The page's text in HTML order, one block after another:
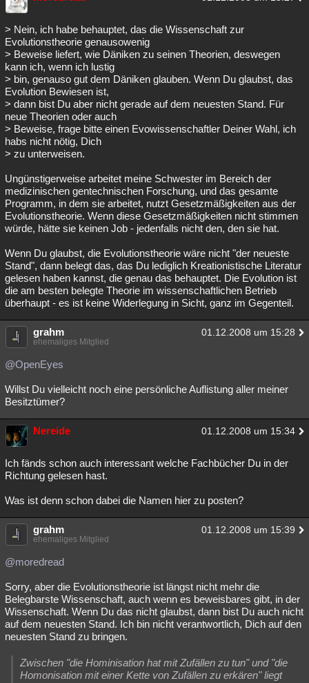
> Nein, ich habe behauptet, das die Wissenschaft zur
Evolutionstheorie genausowenig
> Beweise liefert, wie Däniken zu seinen Theorien, deswegen
kann ich, wenn ich lustig
> bin, genauso gut dem Däniken glauben. Wenn Du glaubst, das
Evolution Bewiesen ist,
> dann bist Du aber nicht gerade auf dem neuesten Stand. Für
neue Theorien oder auch
> Beweise, frage bitte einen Evowissenschaftler Deiner Wahl, ich
habs nicht nötig, Dich
> zu unterweisen.
Ungünstigerweise arbeitet meine Schwester im Bereich der
medizinischen gentechnischen Forschung, und das gesamte
Programm, in dem sie arbeitet, nutzt Gesetzmäßigkeiten aus der
Evolutionstheorie. Wenn diese Gesetzmäßigkeiten nicht stimmen
würde, hätte sie keinen Job - jedenfalls nicht den, den sie hat.
Wenn Du glaubst, die Evolutionstheorie wäre nicht "der neueste
Stand", dann belegt das, das Du lediglich Kreationistische Literatur
gelesen haben kannst, die genau das behauptet. Die Evolution ist
die am besten belegte Theorie im wissenschaftlichen Betrieb
überhaupt - es ist keine Widerlegung in Sicht, ganz im Gegenteil.
grahm 01.12.2008 um 15:28
ehemaliges Mitglied
@OpenEyes
Willst Du vielleicht noch eine persönliche Auflistung aller meiner
Besitztümer?
Nereide 01.12.2008 um 15:34
Ich fänds schon auch interessant welche Fachbücher Du in der
Richtung gelesen hast.
Was ist denn schon dabei die Namen hier zu posten?
grahm 01.12.2008 um 15:39
ehemaliges Mitglied
@moredread
Sorry, aber die Evolutionstheorie ist längst nicht mehr die
Belegbarste Wissenschaft, auch wenn es beweisbares gibt, in der
Wissenschaft. Wenn Du das nicht glaubst, dann bist Du auch nicht
auf dem neuesten Stand. Ich bin nicht verantwortlich, Dich auf den
neuesten Stand zu bringen.
Zwischen "die Hominisation hat mit Zufällen zu tun" und "die
Homonisation mit einer Kette von Zufällen zu erkären" liegt